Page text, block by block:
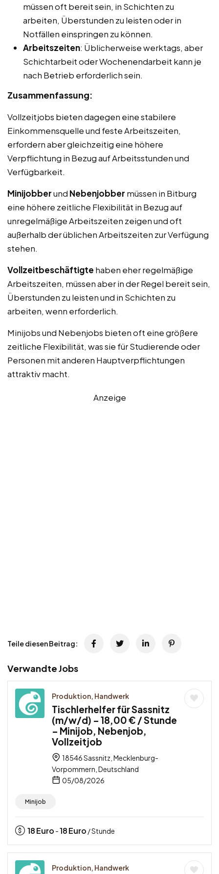
müssen oft bereit sein, in Schichten zu
arbeiten, Überstunden zu leisten oder in
Notfällen einspringen zu können.
Arbeitszeiten: Üblicherweise werktags, aber
Schichtarbeit oder Wochenendarbeit kann je
nach Betrieb erforderlich sein.
Zusammenfassung:
Vollzeitjobs bieten dagegen eine stabilere
Einkommensquelle und feste Arbeitszeiten,
erfordern aber gleichzeitig eine höhere
Verpflichtung in Bezug auf Arbeitsstunden und
Verfügbarkeit.
Minijobberund Nebenjobber müssen in Bitburg
eine höhere zeitliche Flexibilität in Bezug auf
unregelmäßige Arbeitszeiten zeigen und oft
außerhalb der üblichen Arbeitszeiten zur Verfügung
stehen.
Vollzeitbeschäftigte haben eher regelmäßige
Arbeitszeiten, müssen aber in der Regel bereit sein,
Überstunden zu leisten und in Schichten zu
arbeiten, wenn erforderlich.
Minijobs und Nebenjobs bieten oft eine größere
zeitliche Flexibilität, was sie für Studierende oder
Personen mit anderen Hauptverpflichtungen
attraktiv macht.
Anzeige
Teile diesen Beitrag:
Verwandte Jobs
Produktion, Handwerk
Tischlerhelfer für Sassnitz
(m/w/d) – 18,00 € / Stunde
– Minijob, Nebenjob,
Vollzeitjob
18546 Sassnitz, Mecklenburg-
Vorpommern, Deutschland
05/08/2026
Minijob
18Euro -18Euro / Stunde
Produktion, Handwerk